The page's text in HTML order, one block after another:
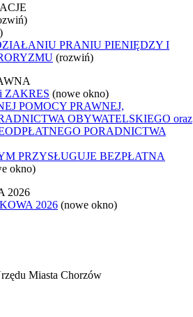
PRANIU PIENIĘDZY I
(rozwiń)
ZAKRES (nowe okno)
POMOCY PRAWNEJ,
OBYWATELSKIEGO oraz
PORADNICTWA
PRZYSŁUGUJE BEZPŁATNA
okno)
2026
2026 (nowe okno)
Miasta Chorzów